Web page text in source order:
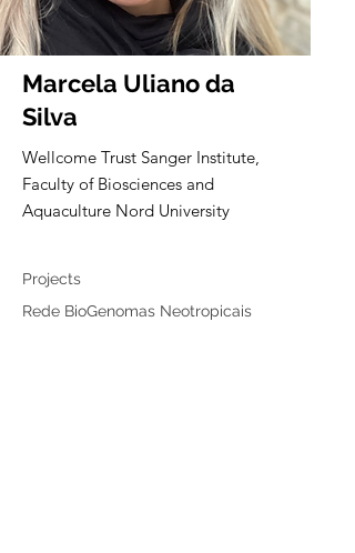
Marcela Uliano da
Silva
Wellcome Trust Sanger Institute,
Faculty of Biosciences and
Aquaculture Nord University
Projects
Rede BioGenomas Neotropicais